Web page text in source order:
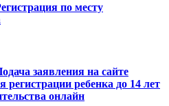
по месту
заявления на сайте
регистрации ребенка до 14 лет
онлайн